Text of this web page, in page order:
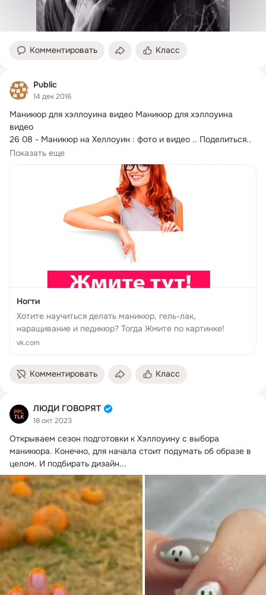
Комментировать Класс
Public
14 дек 2016
Маникюр для хэллоуина видео Маникюр для хэллоуина
видео
26 08 - Маникюр на Хеллоуин : фото и видео .. Поделиться..
Поделиться.. Твитнуть.. Класснуть.. Если вы уже продумали
Показать еще
Ногти
Хотите научиться делать маникюр, гель-лак,
наращивание и педикюр? Тогда Жмите по картинке!
vk.com
Комментировать Класс
ЛЮДИ ГОВОРЯТ
18 окт 2023
Открываем сезон подготовки к Хэллоуину с выбора
маникюра. Конечно, для начала стоит подумать об образе в
целом. И подбирать дизайн...